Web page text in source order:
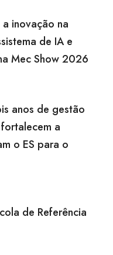
a inovação na
de IA e
Mec Show 2026
anos de gestão
a
o ES para o
de Referência